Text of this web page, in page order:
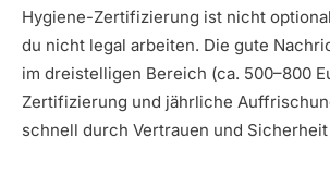
Hygiene-Zertifizierung ist nicht
du nicht legal arbeiten. Die gute
im dreistelligen Bereich (ca. 500–800
Zertifizierung und jährliche
schnell durch Vertrauen und